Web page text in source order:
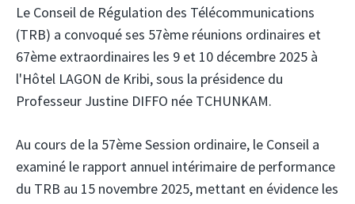
Le Conseil de Régulation des Télécommunications
(TRB) a convoqué ses 57ème réunions ordinaires et
67ème extraordinaires les 9 et 10 décembre 2025 à
l'Hôtel LAGON de Kribi, sous la présidence du
Professeur Justine DIFFO née TCHUNKAM.
Au cours de la 57ème Session ordinaire, le Conseil a
examiné le rapport annuel intérimaire de performance
du TRB au 15 novembre 2025, mettant en évidence les